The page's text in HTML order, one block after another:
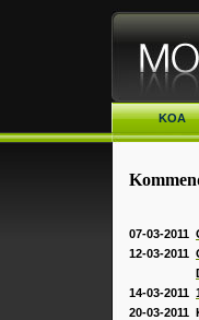
07-03-2011
12-03-2011
14-03-2011
20-03-2011
KOA
Sidste nyt
Tage og
Julehygge
Klubaften
17/3-11
Klubhuset
KOA teams
Peter D.
Torben og
Historie
KOA